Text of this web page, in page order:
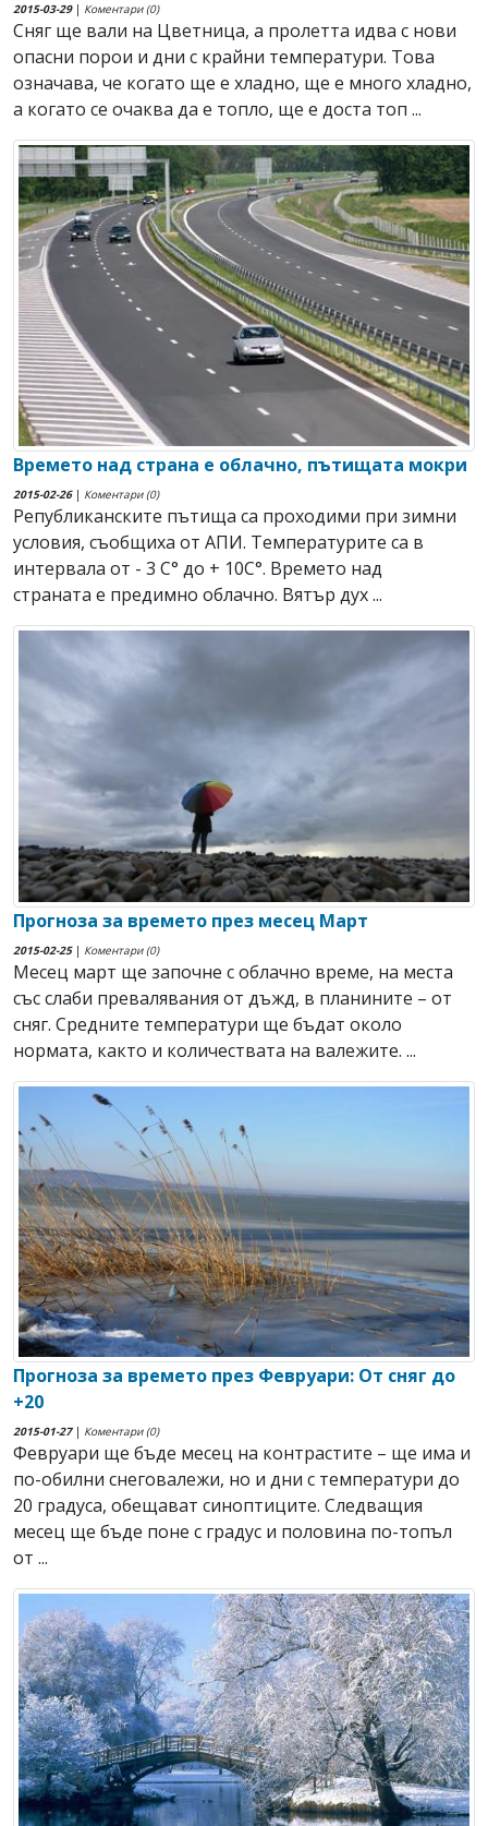
2015-03-29| Коментари (0)
Сняг ще вали на Цветница, а пролетта идва с нови
опасни порои и дни с крайни температури. Това
означава, че когато ще е хладно, ще е много хладно,
а когато се очаква да е топло, ще е доста топ ...
Времето над страна е облачно, пътищата мокри
2015-02-26| Коментари (0)
Републиканските пътища са проходими при зимни
условия, съобщиха от АПИ. Температурите са в
интервала от - 3 С° до + 10С°. Времето над
страната е предимно облачно. Вятър дух ...
Прогноза за времето през месец Март
2015-02-25| Коментари (0)
Месец март ще започне с облачно време, на места
със слаби превалявания от дъжд, в планините – от
сняг. Средните температури ще бъдат около
нормата, както и количествата на валежите. ...
Прогноза за времето през Февруари: От сняг до
+20
2015-01-27| Коментари (0)
Февруари ще бъде месец на контрастите – ще има и
по-обилни снеговалежи, но и дни с температури до
20 градуса, обещават синоптиците. Следващия
месец ще бъде поне с градус и половина по-топъл
от ...